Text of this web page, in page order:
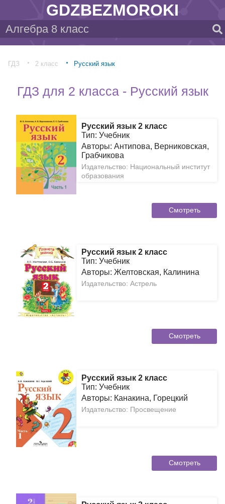
GDZBEZMOROKI
ГДЗ 2 класс Русский язык
ГДЗ для 2 класса - Русский язык
Русский язык 2 класс
Тип: Учебник
Авторы: Антипова, Верниковская,
Грабчикова
Издательство: Национальный институт
образования
Смотреть
Русский язык 2 класс
Тип: Учебник
Авторы: Желтовская, Калинина
Издательство: Астрель
Смотреть
Русский язык 2 класс
Тип: Учебник
Авторы: Канакина, Горецкий
Издательство: Просвещение
Смотреть